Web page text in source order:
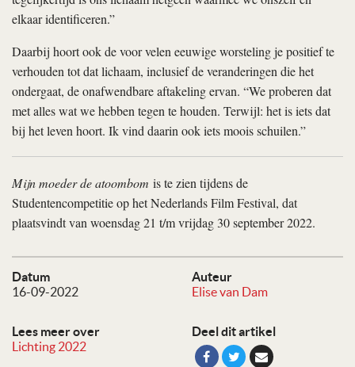
Datum
16-09-2022
Auteur
Elise van Dam
Lees meer over
Lichting 2022
Deel dit artikel
elkaar identificeren.”
Daarbij hoort ook de voor velen eeuwige worsteling je positief te
verhouden tot dat lichaam, inclusief de veranderingen die het
ondergaat, de onafwendbare aftakeling ervan. “We proberen dat
met alles wat we hebben tegen te houden. Terwijl: het is iets dat
bij het leven hoort. Ik vind daarin ook iets moois schuilen.”
Mijn moeder de atoombom is te zien tijdens de
Studentencompetitie op het Nederlands Film Festival, dat
plaatsvindt van woensdag 21 t/m vrijdag 30 september 2022.